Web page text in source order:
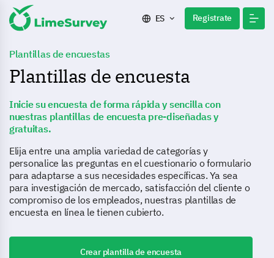
ES Registrate
Plantillas de encuestas
Plantillas de encuesta
Inicie su encuesta de forma rápida y sencilla con
nuestras plantillas de encuesta pre-diseñadas y
gratuitas.
Elija entre una amplia variedad de categorías y
personalice las preguntas en el cuestionario o formulario
para adaptarse a sus necesidades específicas. Ya sea
para investigación de mercado, satisfacción del cliente o
compromiso de los empleados, nuestras plantillas de
encuesta en línea le tienen cubierto.
Crear plantilla de encuesta